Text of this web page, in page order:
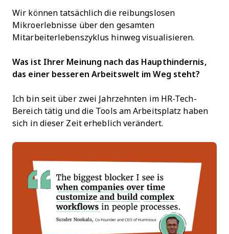
Wir können tatsächlich die reibungslosen
Mikroerlebnisse über den gesamten
Mitarbeiterlebenszyklus hinweg visualisieren.
Was ist Ihrer Meinung nach das Haupthindernis,
das einer besseren Arbeitswelt im Weg steht?
Ich bin seit über zwei Jahrzehnten im HR-Tech-
Bereich tätig und die Tools am Arbeitsplatz haben
sich in dieser Zeit erheblich verändert.